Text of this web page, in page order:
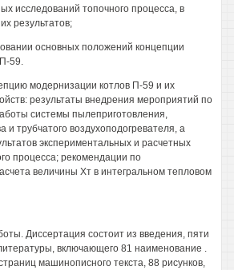
исследований топочного процесса, в
результатов;
основных положений концепции
59.
модернизации котлов П-59 и их
результаты внедрения мероприятий по
системы пылеприготовления,
и трубчатого воздухоподогревателя, а
экспериментальных и расчетных
процесса; рекомендации по
величины Хт в интегральном тепловом
Диссертация состоит из введения, пяти
включающего 81 наименование .
машинописного текста, 88 рисунков,